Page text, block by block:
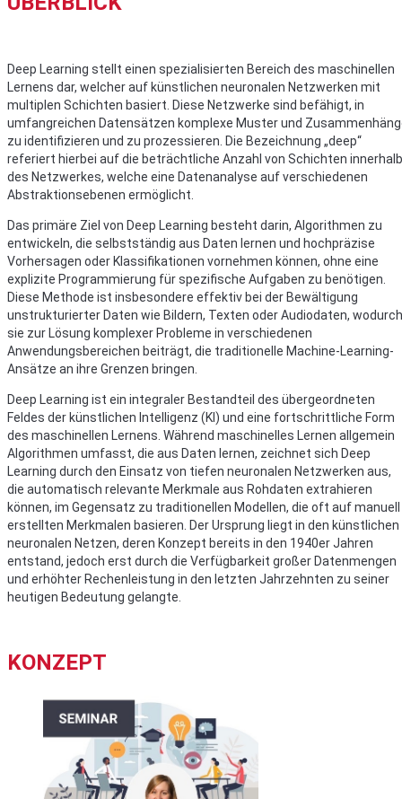
Deep Learning stellt einen spezialisierten Bereich des maschinellen
Lernens dar, welcher auf künstlichen neuronalen Netzwerken mit
multiplen Schichten basiert. Diese Netzwerke sind befähigt, in
umfangreichen Datensätzen komplexe Muster und
zu identifizieren und zu prozessieren. Die Bezeichnung „deep“
referiert hierbei auf die beträchtliche Anzahl von Schichten innerhalb
des Netzwerkes, welche eine Datenanalyse auf verschiedenen
Abstraktionsebenen ermöglicht.
Das primäre Ziel von Deep Learning besteht darin, Algorithmen zu
entwickeln, die selbstständig aus Daten lernen und hochpräzise
Vorhersagen oder Klassifikationen vornehmen können, ohne eine
explizite Programmierung für spezifische Aufgaben zu benötigen.
Diese Methode ist insbesondere effektiv bei der Bewältigung
unstrukturierter Daten wie Bildern, Texten oder Audiodaten, wodurch
sie zur Lösung komplexer Probleme in verschiedenen
Anwendungsbereichen beiträgt, die traditionelle Machine-Learning-
Ansätze an ihre Grenzen bringen.
Deep Learning ist ein integraler Bestandteil des übergeordneten
Feldes der künstlichen Intelligenz (KI) und eine fortschrittliche Form
des maschinellen Lernens. Während maschinelles Lernen allgemein
Algorithmen umfasst, die aus Daten lernen, zeichnet sich Deep
Learning durch den Einsatz von tiefen neuronalen Netzwerken aus,
die automatisch relevante Merkmale aus Rohdaten extrahieren
können, im Gegensatz zu traditionellen Modellen, die oft auf manuell
erstellten Merkmalen basieren. Der Ursprung liegt in den künstlichen
neuronalen Netzen, deren Konzept bereits in den 1940er Jahren
entstand, jedoch erst durch die Verfügbarkeit großer Datenmengen
und erhöhter Rechenleistung in den letzten Jahrzehnten zu seiner
heutigen Bedeutung gelangte.
KONZEPT